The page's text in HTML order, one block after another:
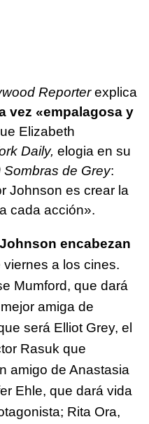
Reporterexplica
vez «empalagosa y
Elizabeth
Daily, elogia en su
Sombras de Grey:
Johnson es crear la
cada acción».
encabezan
a los cines.
Mumford, que dará
amiga de
será Elliot Grey, el
Rasuk que
amigo de Anastasia
Ehle, que dará vida
Rita Ora,